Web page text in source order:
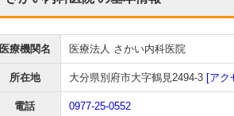
医療機関名 医療法人 さかい内科医院
所在地 大分県別府市大字鶴見2494-3 [アク
電話 0977-25-0552